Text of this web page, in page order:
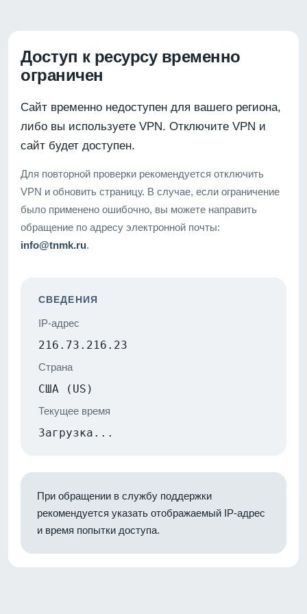
Доступ к ресурсу временно
ограничен
Сайт временно недоступен для вашего региона,
либо вы используете VPN. Отключите VPN и
сайт будет доступен.
Для повторной проверки рекомендуется отключить
VPN и обновить страницу. В случае, если ограничение
было применено ошибочно, вы можете направить
обращение по адресу электронной почты:
info@tnmk.ru.
СВЕДЕНИЯ
IP-адрес
216.73.216.23
Страна
США (US)
Текущее время
Загрузка...
При обращении в службу поддержки
рекомендуется указать отображаемый IP-адрес
и время попытки доступа.